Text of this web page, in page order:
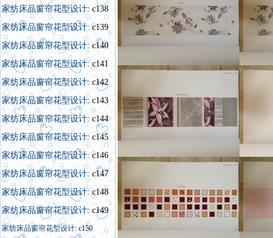
家纺床品窗帘花型设计: c138
家纺床品窗帘花型设计:c139
家纺床品窗帘花型设计: c140
家纺床品窗帘花型设计: c141
家纺床品窗帘花型设计: c142
家纺床品窗帘花型设计: c143
家纺床品窗帘花型设计: c144
家纺床品窗帘花型设计: c145
家纺床品窗帘花型设计: c146
家纺床品窗帘花型设计: c147
家纺床品窗帘花型设计: c148
家纺床品窗帘花型设计: c149
家纺床品窗帘花型设计: c150